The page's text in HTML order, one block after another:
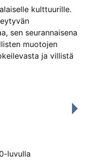
kulttuurille.
sen seurannaisena
muotojen
ja villistä
luvulla